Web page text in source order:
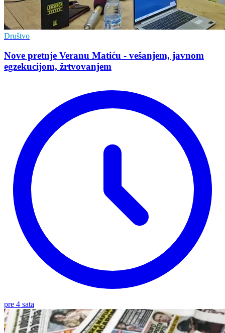
Društvo
Nove pretnje Veranu Matiću - vešanjem, javnom
egzekucijom, žrtvovanjem
pre 4 sata